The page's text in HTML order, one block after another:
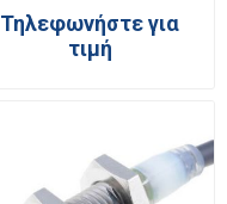
Τηλεφωνήστε για
τιμή